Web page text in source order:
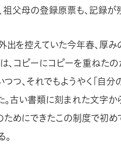
祖父母の登録原票も、記録が
出を控えていた今年春、厚
、コピーにコピーを重ねたの
つつ、それでもようやく「自
。古い書類に刻まれた文字
のためにできたこの制度で初